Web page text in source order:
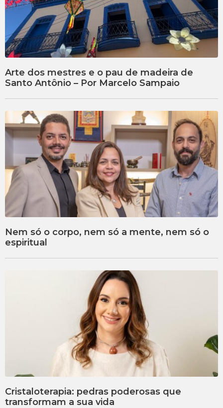
Arte dos mestres e o pau de madeira de
Santo Antônio – Por Marcelo Sampaio
Nem só o corpo, nem só a mente, nem só o
espiritual
Cristaloterapia: pedras poderosas que
transformam a sua vida